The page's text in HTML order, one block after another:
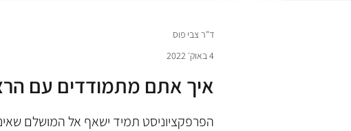
ד"ר צבי פוס
4 באוק׳ 2022
איך אתם מתמודדים עם
הפרפקציוניסט תמיד ישאף אל המושלם